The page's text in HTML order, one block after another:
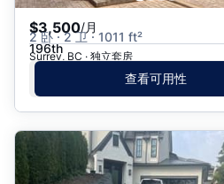
$3,500/月
2 卧 · 2 卫 · 1011 ft²
196th
Surrey, BC · 独立套房
查看可用性